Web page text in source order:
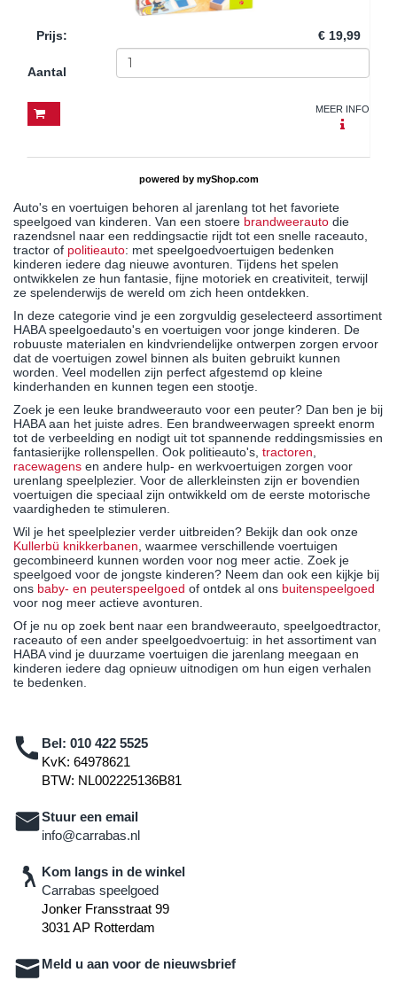
Prijs: € 19,99
Aantal
MEER INFO
powered by myShop.com
Auto's en voertuigen behoren al jarenlang tot het favoriete
speelgoed van kinderen. Van een stoere brandweerauto die
razendsnel naar een reddingsactie rijdt tot een snelle raceauto,
tractor of politieauto: met speelgoedvoertuigen bedenken
kinderen iedere dag nieuwe avonturen. Tijdens het spelen
ontwikkelen ze hun fantasie, fijne motoriek en creativiteit, terwijl
ze spelenderwijs de wereld om zich heen ontdekken.
In deze categorie vind je een zorgvuldig geselecteerd assortiment
HABA speelgoedauto's en voertuigen voor jonge kinderen. De
robuuste materialen en kindvriendelijke ontwerpen zorgen ervoor
dat de voertuigen zowel binnen als buiten gebruikt kunnen
worden. Veel modellen zijn perfect afgestemd op kleine
kinderhanden en kunnen tegen een stootje.
Zoek je een leuke brandweerauto voor een peuter? Dan ben je bij
HABA aan het juiste adres. Een brandweerwagen spreekt enorm
tot de verbeelding en nodigt uit tot spannende reddingsmissies en
fantasierijke rollenspellen. Ook politieauto's, tractoren,
racewagens en andere hulp- en werkvoertuigen zorgen voor
urenlang speelplezier. Voor de allerkleinsten zijn er bovendien
voertuigen die speciaal zijn ontwikkeld om de eerste motorische
vaardigheden te stimuleren.
Wil je het speelplezier verder uitbreiden? Bekijk dan ook onze
Kullerbü knikkerbanen, waarmee verschillende voertuigen
gecombineerd kunnen worden voor nog meer actie. Zoek je
speelgoed voor de jongste kinderen? Neem dan ook een kijkje bij
ons baby- en peuterspeelgoed of ontdek al ons buitenspeelgoed
voor nog meer actieve avonturen.
Of je nu op zoek bent naar een brandweerauto, speelgoedtractor,
raceauto of een ander speelgoedvoertuig: in het assortiment van
HABA vind je duurzame voertuigen die jarenlang meegaan en
kinderen iedere dag opnieuw uitnodigen om hun eigen verhalen
te bedenken.
Bel: 010 422 5525
KvK: 64978621
BTW: NL002225136B81
Stuur een email
info@carrabas.nl
Kom langs in de winkel
Carrabas speelgoed
Jonker Fransstraat 99
3031 AP Rotterdam
Meld u aan voor de nieuwsbrief